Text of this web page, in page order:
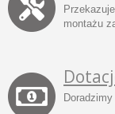
montażu